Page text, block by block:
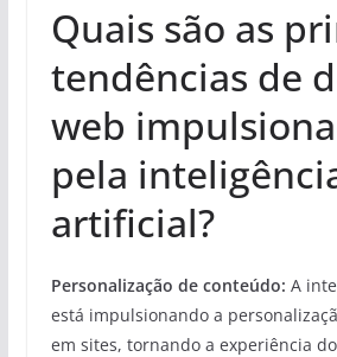
Quais são as
tendências de
web
pela
artificial?
Personalização de conteúdo: A
está impulsionando a
em sites, tornando a experiência